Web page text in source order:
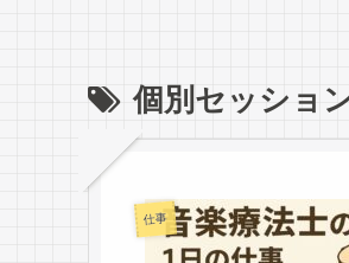
個別セッショ
仕事